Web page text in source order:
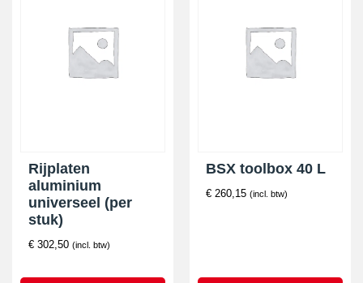
Rijplaten
aluminium
universeel (per
stuk)
€ 302,50 (incl. btw)
BSX toolbox 40 L
€ 260,15 (incl. btw)